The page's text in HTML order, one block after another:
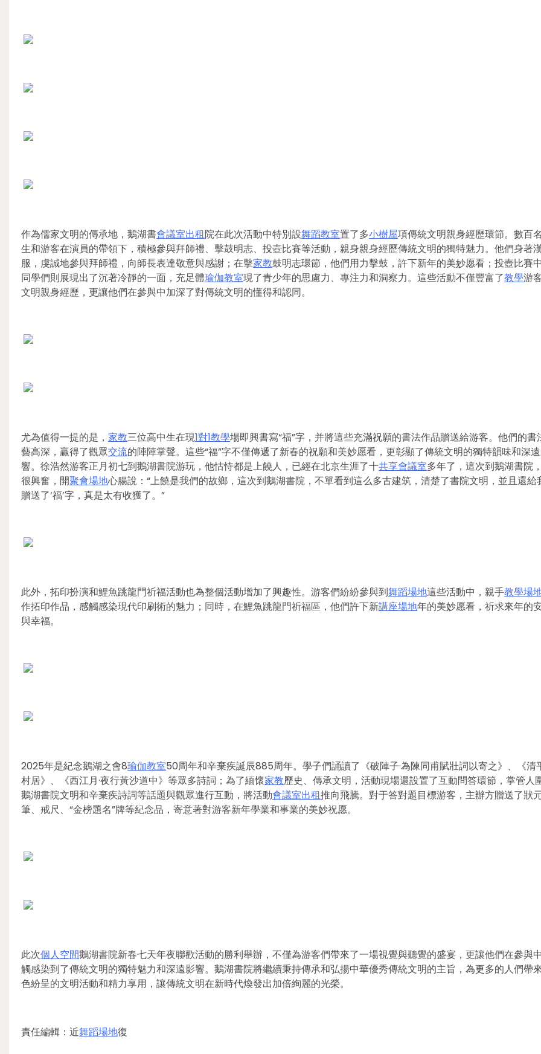
作為儒家文明的傳承地，鵝湖書會議室出租院在此次活動中特別設舞蹈教室置了多小樹屋項傳統文明親身經歷環節。數百
生和游客在演員的帶領下，積極參與拜師禮、擊鼓明志、投壺比賽等活動，親身親身經歷傳統文明的獨特魅力。他們身著
服，虔誠地參與拜師禮，向師長表達敬意與感謝；在擊家教鼓明志環節，他們用力擊鼓，許下新年的美妙愿看；投壺比賽
同學們則展現出了沉著冷靜的一面，充足體瑜伽教室現了青少年的思慮力、專注力和洞察力。這些活動不僅豐富了教學游
文明親身經歷，更讓他們在參與中加深了對傳統文明的懂得和認同。
尤為值得一提的是， 家教三位高中生在現1對1教學場即興書寫“福”字，并將這些充滿祝願的書法作品贈送給游客。他們的書
藝高深，贏得了觀眾交流的陣陣掌聲。這些“福”字不僅傳遞了新春的祝願和美妙愿看，更彰顯了傳統文明的獨特韻味和深
響。徐浩然游客正月初七到鵝湖書院游玩，他怙恃都是上饒人，已經在北京生涯了十共享會議室多年了，這次到鵝湖書院
很興奮，開聚會場地心腸說：“上饒是我們的故鄉，這次到鵝湖書院，不單看到這么多古建筑，清楚了書院文明，並且還給
贈送了‘福’字，真是太有收獲了。”
此外，拓印扮演和鯉魚跳龍門祈福活動也為整個活動增加了興趣性。游客們紛紛參與到舞蹈場地這些活動中，親手教學場
作拓印作品，感觸感染現代印刷術的魅力；同時，在鯉魚跳龍門祈福區，他們許下新講座場地年的美妙愿看，祈求來年的
與幸福。
2025年是紀念鵝湖之會8瑜伽教室50周年和辛棄疾誕辰885周年。學子們誦讀了《破陣子·為陳同甫賦壯詞以寄之》、《清
村居》、《西江月·夜行黃沙道中》等眾多詩詞；為了緬懷家教歷史、傳承文明，活動現場還設置了互動問答環節，掌管人
鵝湖書院文明和辛棄疾詩詞等話題與觀眾進行互動，將活動會議室出租推向飛騰。對于答對題目標游客，主辦方贈送了狀
筆、戒尺、“金榜題名”牌等紀念品，寄意著對游客新年學業和事業的美妙祝愿。
此次個人空間鵝湖書院新春七天年夜聯歡活動的勝利舉辦，不僅為游客們帶來了一場視覺與聽覺的盛宴，更讓他們在參與
觸感染到了傳統文明的獨特魅力和深遠影響。鵝湖書院將繼續秉持傳承和弘揚中華優秀傳統文明的主旨，為更多的人們帶
色紛呈的文明活動和精力享用，讓傳統文明在新時代煥發出加倍絢麗的光榮。
責任編輯：近舞蹈場地復